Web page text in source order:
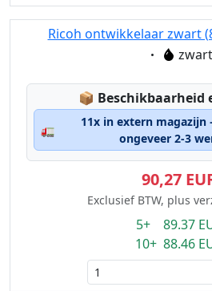
Ricoh ontwikkelaar zwart
Eigenschaft:
zwart
📦 Lagerstatus:
Beschikbaarheid
🚛
11x in extern magazijn
ongeveer 2-3
90,27
Exclusief BTW, plus
5+ 89.37
10+ 88.46